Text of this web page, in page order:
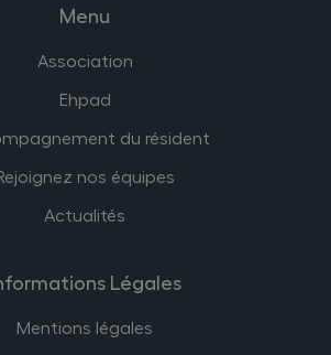
Menu
Association
Ehpad
du résident
nos équipes
Actualités
Légales
Mentions légales